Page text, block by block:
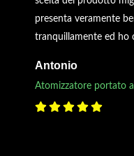
presenta veramente
tranquillamente ed
Antonio
Atomizzatore portato